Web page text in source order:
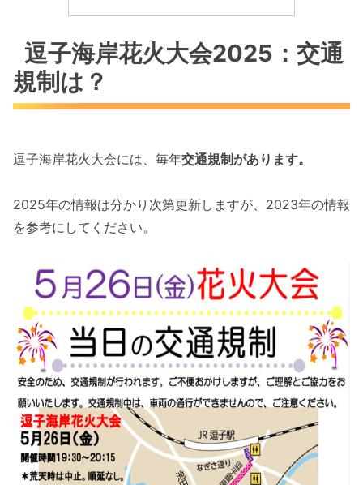
逗子海岸花火大会2025：交通
規制は？
逗子海岸花火大会には、毎年交通規制があります。
2025年の情報は分かり次第更新しますが、2023年の情報
を参考にしてください。